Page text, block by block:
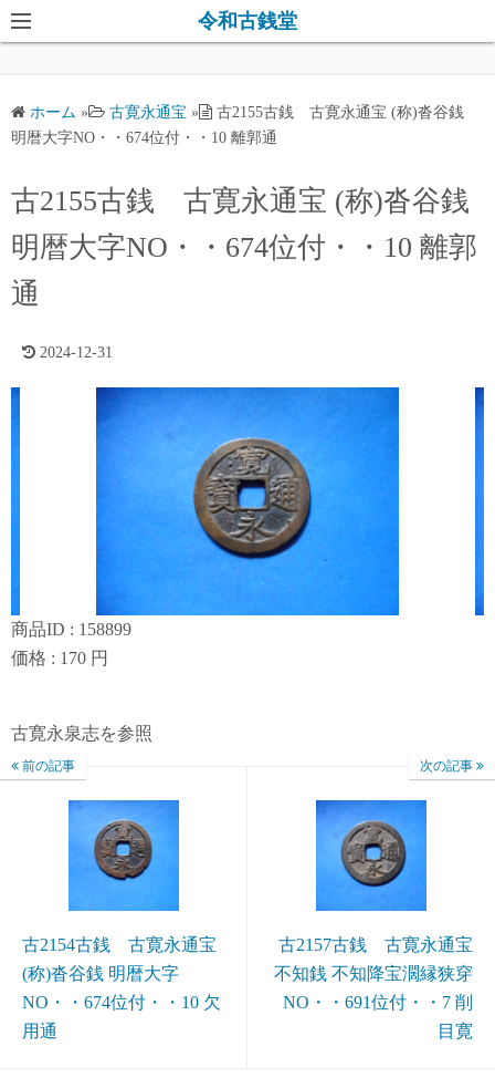
コ
ン
ツ
ッ
令和古銭堂
ホーム » 古寛永通宝 »
古2155古銭 古寛永通宝 (称)沓谷銭
明暦大字NO・・674位付・・10 離郭通
古2155古銭 古寛永通宝 (称)沓谷銭
明暦大字NO・・674位付・・10 離郭
通
2024-12-31
商品ID : 158899
価格 : 170 円
古寛永泉志を参照
前の記事
古2154古銭 古寛永通宝
(称)沓谷銭 明暦大字
NO・・674位付・・10 欠
用通
次の記事
古2157古銭 古寛永通宝
不知銭 不知降宝濶縁狭穿
NO・・691位付・・7 削
目寛